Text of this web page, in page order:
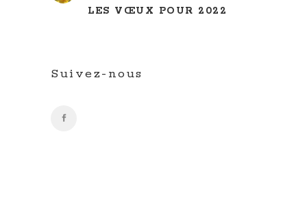
LES VŒUX POUR 2022
Suivez-nous